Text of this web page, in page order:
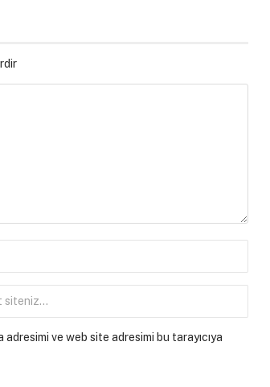
adresimi ve web site adresimi bu tarayıcıya